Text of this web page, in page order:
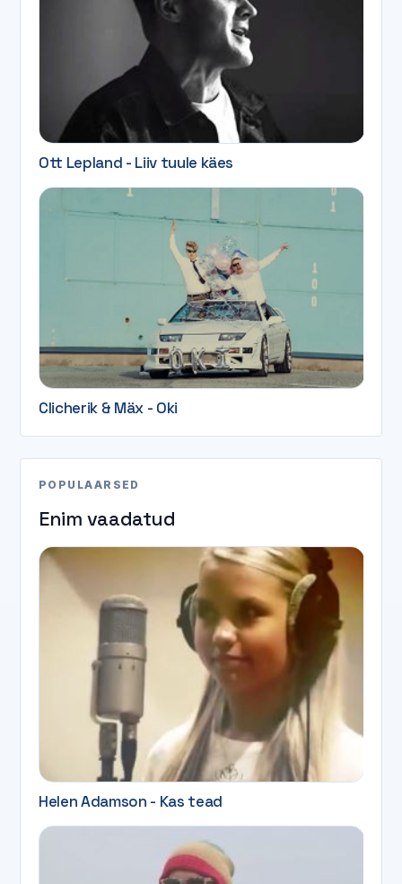
Ott Lepland - Liiv tuule käes
Clicherik & Mäx - Oki
POPULAARSED
Enim vaadatud
Helen Adamson - Kas tead